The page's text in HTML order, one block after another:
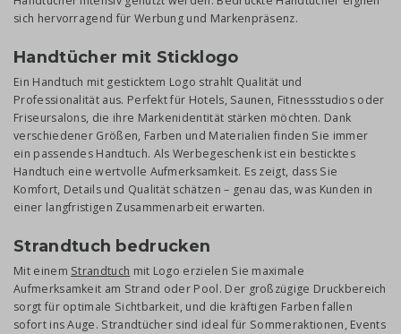
sich hervorragend für Werbung und Markenpräsenz.
Handtücher mit Sticklogo
Ein Handtuch mit gesticktem Logo strahlt Qualität und
Professionalität aus. Perfekt für Hotels, Saunen, Fitnessstudios oder
Friseursalons, die ihre Markenidentität stärken möchten. Dank
verschiedener Größen, Farben und Materialien finden Sie immer
ein passendes Handtuch. Als Werbegeschenk ist ein besticktes
Handtuch eine wertvolle Aufmerksamkeit. Es zeigt, dass Sie
Komfort, Details und Qualität schätzen – genau das, was Kunden in
einer langfristigen Zusammenarbeit erwarten.
Strandtuch bedrucken
Mit einem Strandtuch mit Logo erzielen Sie maximale
Aufmerksamkeit am Strand oder Pool. Der großzügige Druckbereich
sorgt für optimale Sichtbarkeit, und die kräftigen Farben fallen
sofort ins Auge. Strandtücher sind ideal für Sommeraktionen, Events